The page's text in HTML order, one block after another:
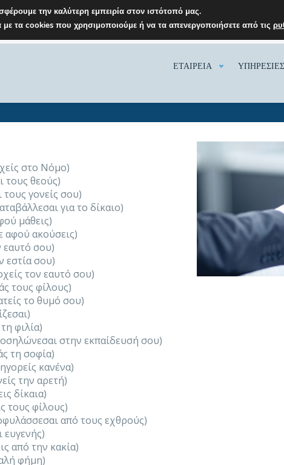
5
ΕΤΑΙΡΕΙΑ ΥΠΗΡΕΣΙΕΣ
στο Νόμο)
τους θεούς)
τους γονείς σου)
για το δίκαιο)
μάθεις)
αφού ακούσεις)
εαυτό σου)
εστία σου)
τον εαυτό σου)
τους φίλους)
το θυμό σου)
φιλία)
στην εκπαίδευσή σου)
τη σοφία)
κανένα)
την αρετή)
δίκαια)
τους φίλους)
από τους εχθρούς)
ευγενής)
από την κακία)
φήμη)
την καλύτερη εμπειρία στον ιστότοπό μας.
με τα cookies που χρησιμοποιούμε ή να τα απενεργοποιήσετε από τις